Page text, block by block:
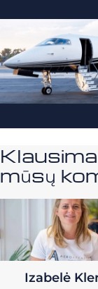
mūsų
Izabelė